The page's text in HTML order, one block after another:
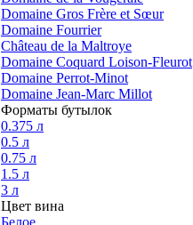
Domaine Gros Frère et Sœur
Domaine Fourrier
Château de la Maltroye
Domaine Coquard Loison-Fleurot
Domaine Perrot-Minot
Domaine Jean-Marc Millot
Форматы бутылок
0.375 л
0.5 л
0.75 л
1.5 л
3 л
Цвет вина
Белое